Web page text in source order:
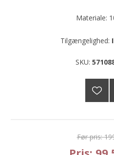
Materiale:
Tilgængelighed:
SKU:
Før pris: